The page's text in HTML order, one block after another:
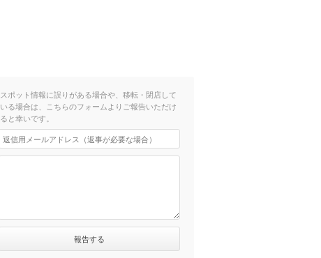
スポット情報に誤りがある場合や、移転・閉店して
いる場合は、こちらのフォームよりご報告いただけ
ると幸いです。